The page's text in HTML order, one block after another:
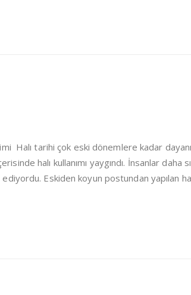
Halı tarihi çok eski dönemlere kadar
halı kullanımı yaygındı. İnsanlar daha
Eskiden koyun postundan yapılan